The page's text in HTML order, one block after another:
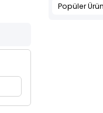
Popüler